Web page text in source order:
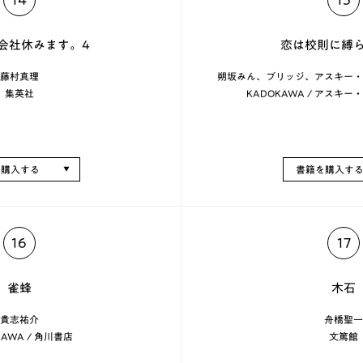
社休みます。4
藤村真理
集英社
入する
恋は校則に縛
朔坂みん、ブリッジ、アスキー
KADOKAWA / アスキー
書籍を購入する
16
雀蜂
貴志祐介
/ 角川書店
17
木石
舟橋聖一
文篤館